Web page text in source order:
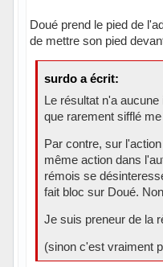
Doué prend le pied de
de mettre son pied
surdo a écrit:
Le résultat n'a
que rarement sifflé
Par contre, sur
même action dans
rémois se
fait bloc sur Doué.
Je suis preneur de la
(sinon c'est vraiment